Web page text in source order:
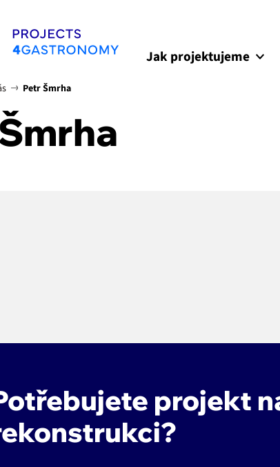
Jak projektujeme
Petr Šmrha
projekt